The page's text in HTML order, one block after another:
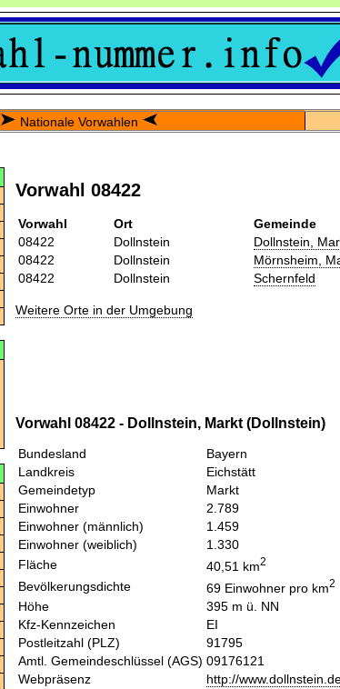
Nationale Vorwahlen
Vorwahl 08422
Vorwahl Ort
Gemeinde
08422
Dollnstein Dollnstein,
08422
Dollnstein Mörnsheim,
08422
Dollnstein Schernfeld
Weitere Orte in der Umgebung
Vorwahl 08422 - Dollnstein, Markt (Dollnstein)
Bundesland
Bayern
Landkreis
Eichstätt
Gemeindetyp
Markt
Einwohner
2.789
Einwohner (männlich)
1.459
Einwohner (weiblich)
1.330
Fläche
40,51 km2
Bevölkerungsdichte 69 Einwohner pro km2
Höhe
395 m ü. NN
Kfz-Kennzeichen
EI
Postleitzahl (PLZ)
91795
Amtl. Gemeindeschlüssel (AGS) 09176121
Webpräsenz
http://